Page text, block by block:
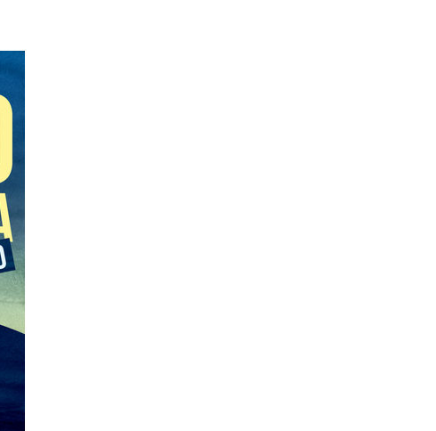
O livro definitivo de autoajuda para recuperação de abuso narcisista